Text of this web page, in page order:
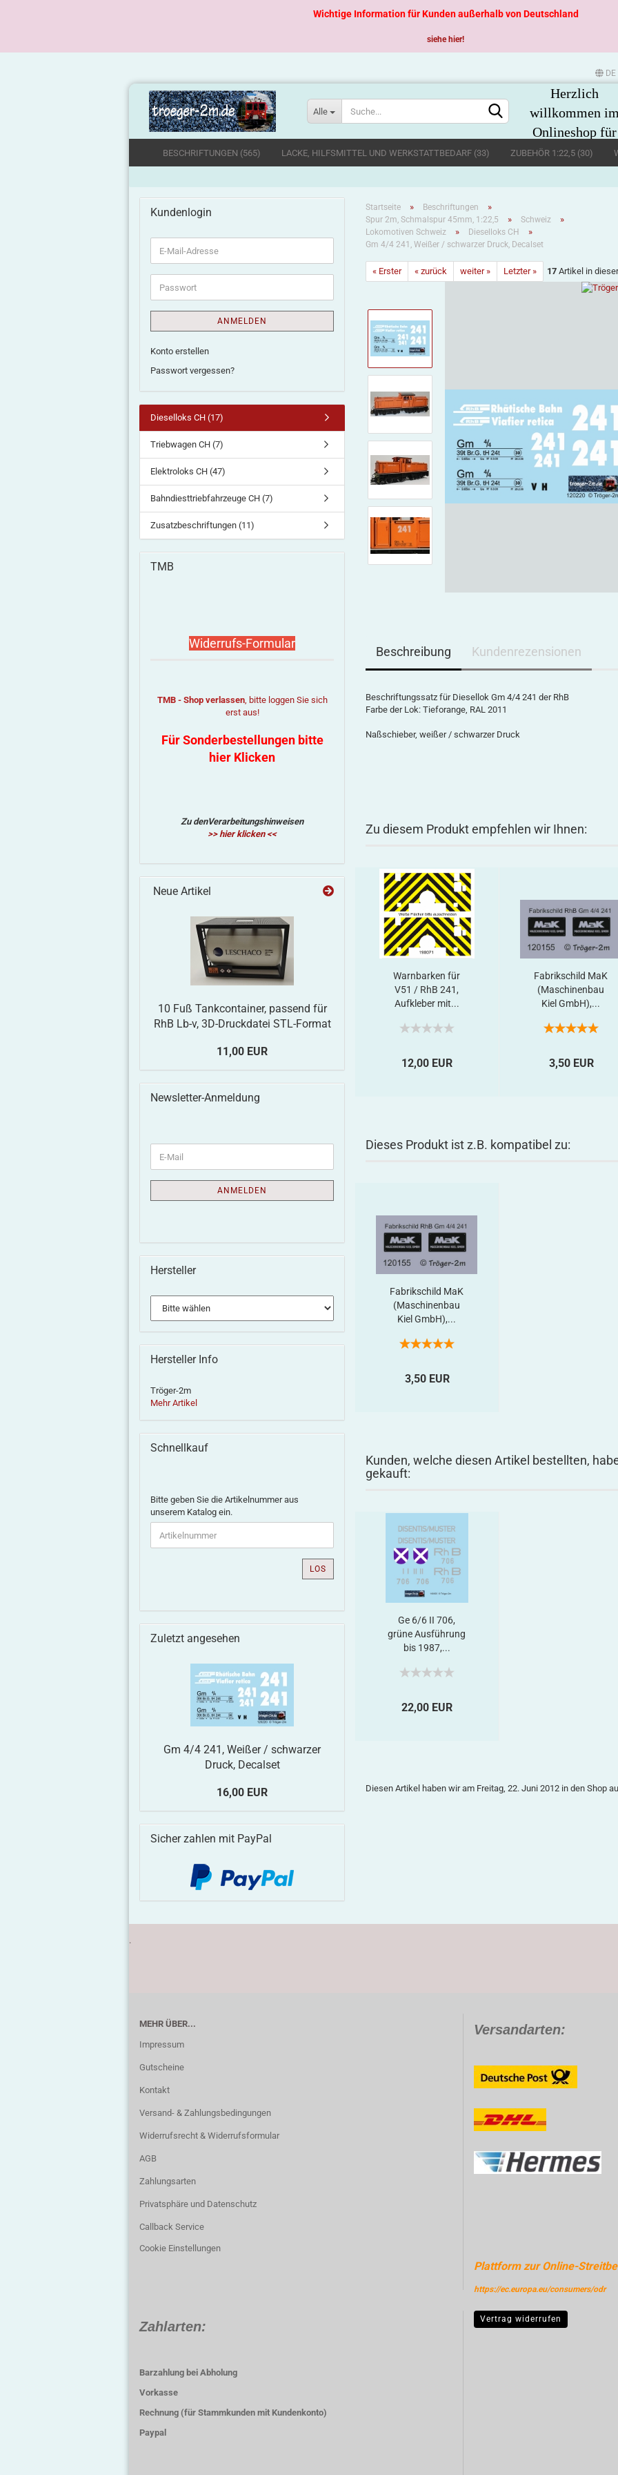
DE
Sprache auswählen
Konto erstellen
Passwort vergessen?
Alle
Herzlich
willkommen im
Onlineshop für
große
Spurweiten
Wichtige Information für Kunden außerhalb von Deutschland
siehe hier!
BESCHRIFTUNGEN (565) LACKE, HILFSMITTEL UND WERKSTATTBEDARF (33) ZUBEHÖR 1:22,5 (30)
Startseite » Beschriftungen »
Spur 2m, Schmalspur 45mm, 1:22,5 » Schweiz »
Lokomotiven Schweiz » Dieselloks CH »
Gm 4/4 241, Weißer / schwarzer Druck, Decalset
« Erster « zurück weiter » Letzter » 17 Artikel in dieser
Beschreibung Kundenrezensionen
Beschriftungssatz für Diesellok Gm 4/4 241 der RhB
Farbe der Lok: Tieforange, RAL 2011
Naßschieber, weißer / schwarzer Druck
Zu diesem Produkt empfehlen wir Ihnen:
Warnbarken für
V51 / RhB 241,
Aufkleber mit...
12,00 EUR
Fabrikschild MaK
(Maschinenbau
Kiel GmbH),...
3,50 EUR
Dieses Produkt ist z.B. kompatibel zu:
Fabrikschild MaK
(Maschinenbau
Kiel GmbH),...
3,50 EUR
Kunden, welche diesen Artikel bestellten,
gekauft:
Ge 6/6 II 706,
grüne Ausführung
bis 1987,...
22,00 EUR
Diesen Artikel haben wir am Freitag, 22. Juni 2012 in den Shop
Kundenlogin
ANMELDEN
Konto erstellen
Passwort vergessen?
Dieselloks CH (17)
Triebwagen CH (7)
Elektroloks CH (47)
Bahndiesttriebfahrzeuge CH (7)
Zusatzbeschriftungen (11)
TMB
Widerrufs-Formular
TMB - Shop verlassen, bitte loggen Sie sich
erst aus!
Für Sonderbestellungen bitte
hier Klicken
Zu denVerarbeitungshinweisen
>> hier klicken <<
Neue Artikel
10 Fuß Tankcontainer, passend für
RhB Lb-v, 3D-Druckdatei STL-Format
11,00 EUR
Newsletter-Anmeldung
ANMELDEN
Hersteller
Hersteller Info
Tröger-2m
Mehr Artikel
Schnellkauf
Bitte geben Sie die Artikelnummer aus
unserem Katalog ein.
LOS
Zuletzt angesehen
Gm 4/4 241, Weißer / schwarzer
Druck, Decalset
16,00 EUR
Sicher zahlen mit PayPal
.
MEHR ÜBER...
Impressum
Gutscheine
Kontakt
Versand- & Zahlungsbedingungen
Widerrufsrecht & Widerrufsformular
AGB
Zahlungsarten
Privatsphäre und Datenschutz
Callback Service
Cookie Einstellungen
Versandarten:
Plattform zur Online-
https://ec.europa.eu/consumers/odr
Zahlarten:
Barzahlung bei Abholung
Vorkasse
Rechnung (für Stammkunden mit Kundenkonto)
Paypal
Vertrag widerrufen